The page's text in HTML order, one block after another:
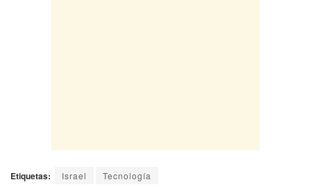
Etiquetas: Israel Tecnología